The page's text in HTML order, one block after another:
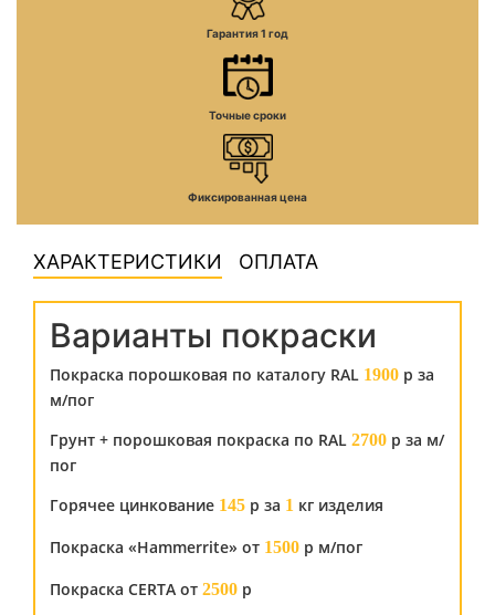
Гарантия 1 год
Точные сроки
Фиксированная цена
ХАРАКТЕРИСТИКИ ОПЛАТА
Варианты покраски
Покраска порошковая по каталогу RAL 1900 р за
м/пог
Грунт + порошковая покраска по RAL 2700 р за м/
пог
Горячее цинкование 145 р за 1 кг изделия
Покраска «Hammerrite» от 1500 р м/пог
Покраска CERTA от 2500 р